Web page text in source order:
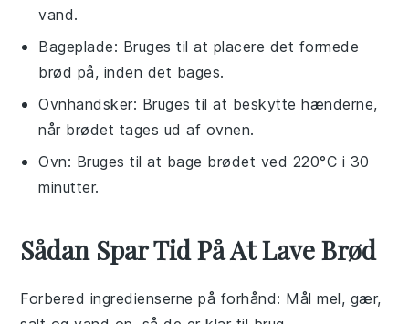
vand.
Bageplade: Bruges til at placere det formede
brød på, inden det bages.
Ovnhandsker: Bruges til at beskytte hænderne,
når brødet tages ud af ovnen.
Ovn: Bruges til at bage brødet ved 220°C i 30
minutter.
Sådan Spar Tid På At Lave Brød
Forbered ingredienserne på forhånd: Målmel, gær,